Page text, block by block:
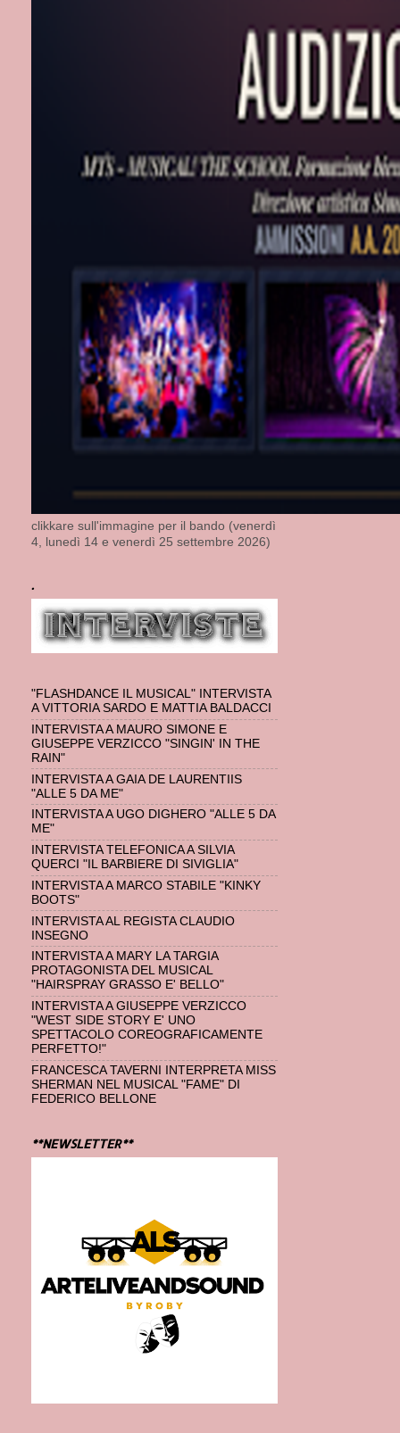
Post più
clikkare sull'immagine per il bando (venerdì
4, lunedì 14 e venerdì 25 settembre 2026)
.
"FLASHDANCE IL MUSICAL" INTERVISTA
A VITTORIA SARDO E MATTIA BALDACCI
INTERVISTA A MAURO SIMONE E
GIUSEPPE VERZICCO "SINGIN' IN THE
RAIN"
INTERVISTA A GAIA DE LAURENTIIS
"ALLE 5 DA ME"
INTERVISTA A UGO DIGHERO "ALLE 5 DA
ME"
INTERVISTA TELEFONICA A SILVIA
QUERCI "IL BARBIERE DI SIVIGLIA"
INTERVISTA A MARCO STABILE "KINKY
BOOTS"
INTERVISTA AL REGISTA CLAUDIO
INSEGNO
INTERVISTA A MARY LA TARGIA
PROTAGONISTA DEL MUSICAL
"HAIRSPRAY GRASSO E' BELLO"
INTERVISTA A GIUSEPPE VERZICCO
"WEST SIDE STORY E' UNO
SPETTACOLO COREOGRAFICAMENTE
PERFETTO!"
FRANCESCA TAVERNI INTERPRETA MISS
SHERMAN NEL MUSICAL "FAME" DI
FEDERICO BELLONE
**NEWSLETTER**